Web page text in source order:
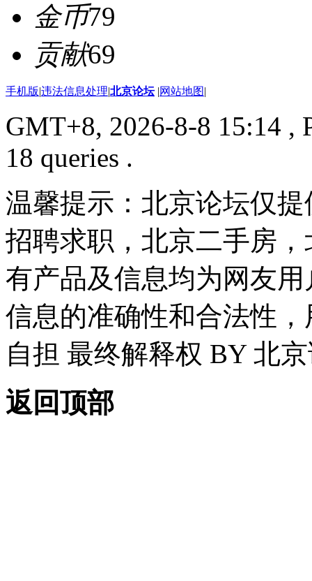
金币79
贡献69
手机版|违法信息处理|北京论坛 |网站地图|
GMT+8, 2026-8-8 15:14 ,
18 queries .
温馨提示：北京论坛仅
招聘求职，北京二手房
有产品及信息均为网友
信息的准确性和合法性
自担 最终解释权 BY 北
返回顶部